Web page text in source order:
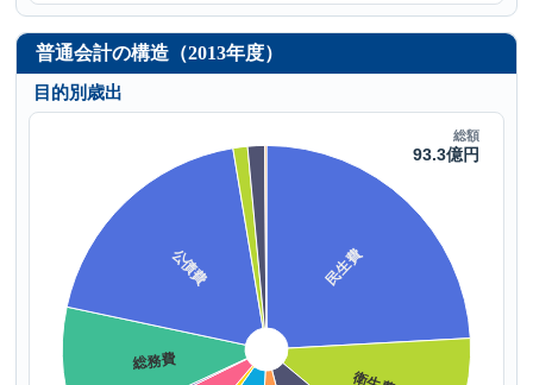
普通会計の構造（2013年度）
目的別歳出